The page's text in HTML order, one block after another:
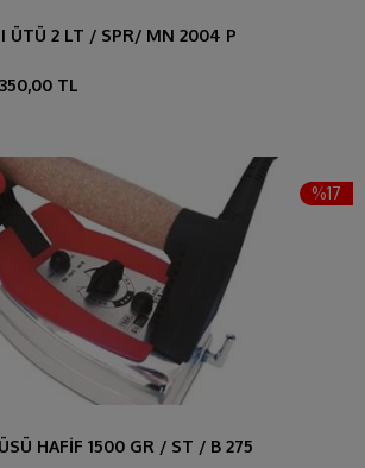
ÜTÜ 2 LT / SPR/ MN 2004 P
TL
%17
HAFİF 1500 GR / ST / B 275